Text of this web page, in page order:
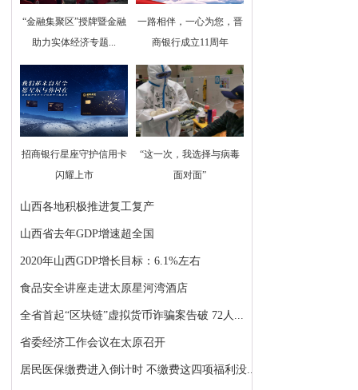
“金融集聚区”授牌暨金融
助力实体经济专题...
一路相伴，一心为您，晋
商银行成立11周年
招商银行星座守护信用卡
闪耀上市
“这一次，我选择与病毒
面对面”
山西各地积极推进复工复产
山西省去年GDP增速超全国
2020年山西GDP增长目标：6.1%左右
食品安全讲座走进太原星河湾酒店
全省首起“区块链”虚拟货币诈骗案告破 72人...
省委经济工作会议在太原召开
居民医保缴费进入倒计时 不缴费这四项福利没...